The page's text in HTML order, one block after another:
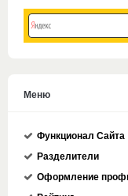
Меню
Функционал Сайта
Разделители
Оформление